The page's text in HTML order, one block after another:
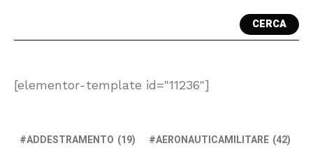
CERCA
[elementor-template id="11236"]
ADDESTRAMENTO (19) AERONAUTICAMILITARE (42)